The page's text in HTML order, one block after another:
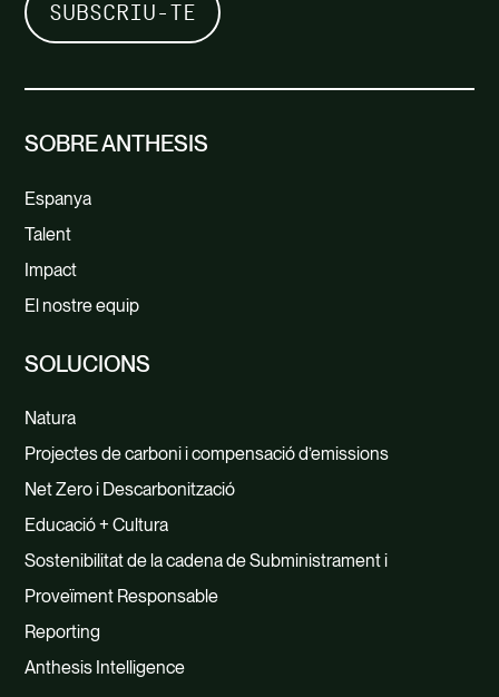
A més, Climate Neutral Group és
SOBRE ANTHESIS
Espanya
Talent
Impact
El nostre equip
SOLUCIONS
Natura
Projectes de carboni i compensació d’emissions
Net Zero i Descarbonització
Educació + Cultura
Sostenibilitat de la cadena de Subministrament i
Proveïment Responsable
Reporting
Anthesis Intelligence